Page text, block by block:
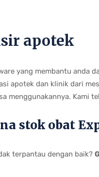
apotek
yang membantu anda
apotek dan klinik dari
menggunakannya.
stok obat
terpantau dengan baik?